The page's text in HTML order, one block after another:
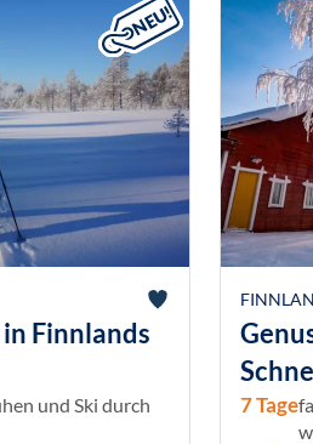
Finnlands
und Ski durch
7 Tage